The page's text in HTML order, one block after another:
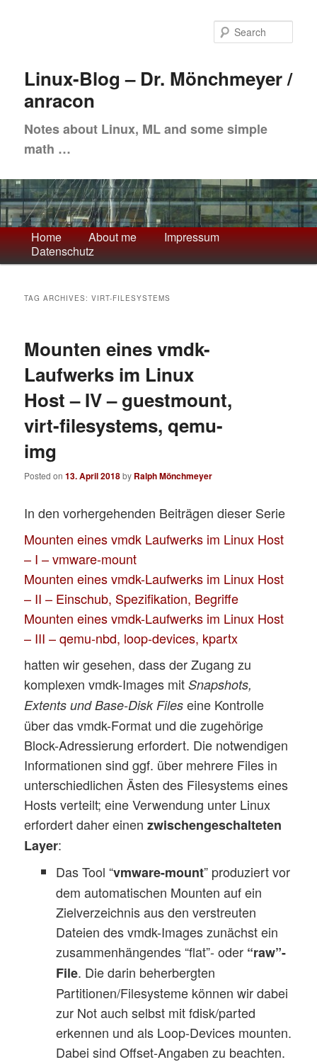
content
contentLinux-Blog – Dr. Mönchmeyer /
anracon
Notes about Linux, ML and some simple
math …
Main
menu
Home About me
Impressum
Datenschutz
TAG ARCHIVES:VIRT-FILESYSTEMS
Mounten eines vmdk-
Laufwerks im Linux
Host – IV – guestmount,
virt-filesystems, qemu-
img
Posted on13. April 2018by Ralph Mönchmeyer
In den vorhergehenden Beiträgen dieser Serie
Mounten eines vmdk Laufwerks im Linux Host
– I – vmware-mount
Mounten eines vmdk-Laufwerks im Linux Host
– II – Einschub, Spezifikation, Begriffe
Mounten eines vmdk-Laufwerks im Linux Host
– III – qemu-nbd, loop-devices, kpartx
hatten wir gesehen, dass der Zugang zu
komplexen vmdk-Images mitSnapshots,
Extents und Base-Disk Files eine Kontrolle
über das vmdk-Format und die zugehörige
Block-Adressierung erfordert. Die notwendigen
Informationen sind ggf. über mehrere Files in
unterschiedlichen Ästen des Filesystems eines
Hosts verteilt; eine Verwendung unter Linux
erfordert daher einenzwischengeschalteten
Layer:
Das Tool “vmware-mount” produziert vor
dem automatischen Mounten auf ein
Zielverzeichnis aus den verstreuten
Dateien des vmdk-Images zunächst ein
zusammenhängendes “flat”- oder “raw”-
File. Die darin beherbergten
Partitionen/Filesysteme können wir dabei
zur Not auch selbst mit fdisk/parted
erkennen und als Loop-Devices mounten.
Dabei sind Offset-Angaben zu beachten.